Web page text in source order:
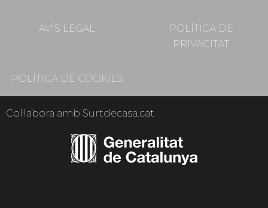
AVÍS LEGAL
POLÍTICA DE
PRIVACITAT
POLÍTICA DE COOKIES
Col·labora amb Surtdecasa.cat